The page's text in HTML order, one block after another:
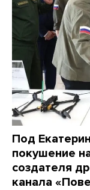
Под
покушение
создателя
канала